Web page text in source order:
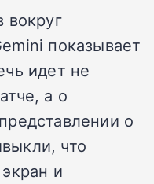
вокруг
показывает
идет не
а о
о
что
и